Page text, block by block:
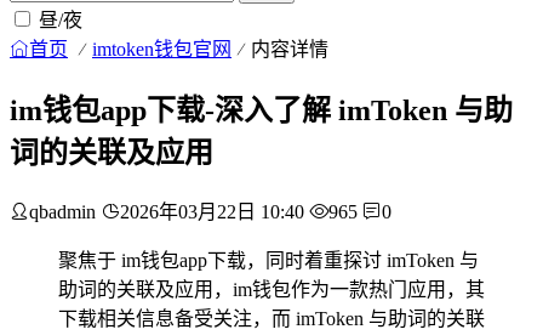
昼/夜
首页 imtoken钱包官网 内容详情
im钱包app下载-深入了解 imToken 与助
词的关联及应用
qbadmin 2026年03月22日 10:40 965 0
聚焦于 im钱包app下载，同时着重探讨 imToken 与
助词的关联及应用，im钱包作为一款热门应用，其
下载相关信息备受关注，而 imToken 与助词的关联